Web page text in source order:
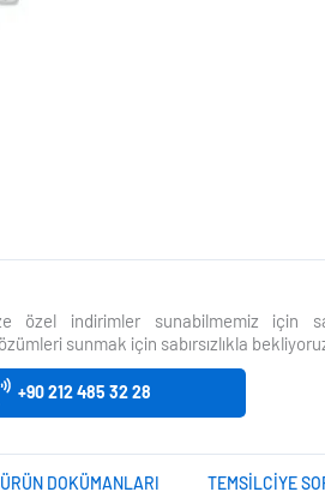
özel indirimler sunabilmemiz için
sunmak için sabırsızlıkla
+90 212 485 32 28
ÜRÜN DOKÜMANLARI TEMSILCIYE